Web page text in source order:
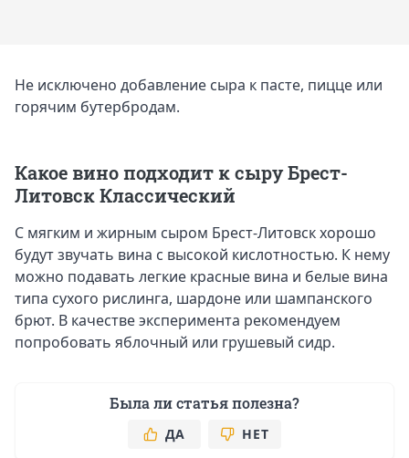
Не исключено добавление сыра к пасте, пицце или
горячим бутербродам.
Какое вино подходит к сыру Брест-
Литовск Классический
С мягким и жирным сыром Брест-Литовск хорошо
будут звучать вина с высокой кислотностью. К нему
можно подавать легкие красные вина и белые вина
типа сухого рислинга, шардоне или шампанского
брют. В качестве эксперимента рекомендуем
попробовать яблочный или грушевый сидр.
Была ли статья полезна?
ДА НЕТ